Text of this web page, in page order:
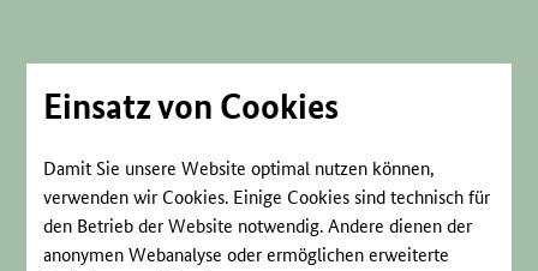
Einsatz von Cookies
Damit Sie unsere Website optimal nutzen können,
verwenden wir Cookies. Einige Cookies sind technisch für
den Betrieb der Website notwendig. Andere dienen der
anonymen Webanalyse oder ermöglichen erweiterte